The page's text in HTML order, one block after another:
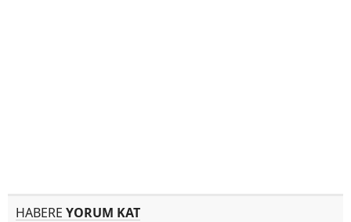
HABERE YORUM KAT